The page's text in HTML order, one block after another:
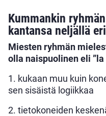
Kummankin
kantansa neljällä
Miesten ryhmän
olla naispuolinen eli
1. kukaan muu kuin
sen sisäistä logiikkaa
2. tietokoneiden